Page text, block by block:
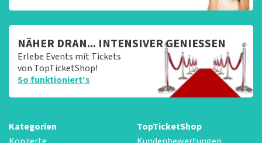
NÄHER DRAN... INTENSIVER GENIESSEN
Erlebe Events mit Tickets
von TopTicketShop!
So funktioniert‘s
Kategorien
TopTicketShop